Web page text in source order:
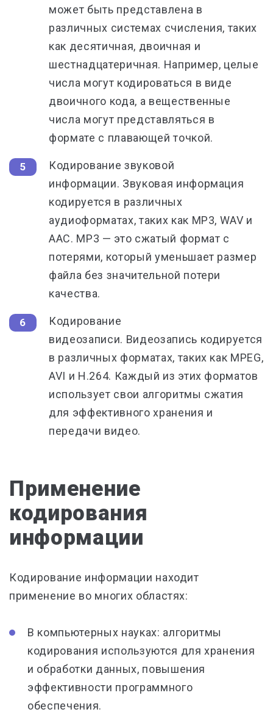
может быть представлена в
различных системах счисления, таких
как десятичная, двоичная и
шестнадцатеричная. Например, целые
числа могут кодироваться в виде
двоичного кода, а вещественные
числа могут представляться в
формате с плавающей точкой.
Кодирование звуковой
информации. Звуковая информация
кодируется в различных
аудиоформатах, таких как MP3, WAV и
AAC. MP3 — это сжатый формат с
потерями, который уменьшает размер
файла без значительной потери
качества.
Кодирование
видеозаписи. Видеозапись кодируется
в различных форматах, таких как MPEG,
AVI и H.264. Каждый из этих форматов
использует свои алгоритмы сжатия
для эффективного хранения и
передачи видео.
Применение
кодирования
информации
Кодирование информации находит
применение во многих областях:
В компьютерных науках: алгоритмы
кодирования используются для хранения
и обработки данных, повышения
эффективности программного
обеспечения.